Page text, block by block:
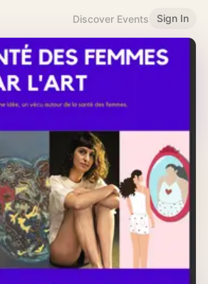
Discover Events Sign In